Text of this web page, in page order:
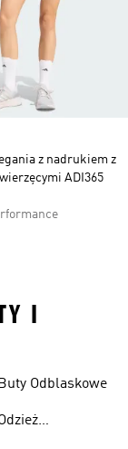
z nadrukiem z
ADI365
I
Buty Odblaskowe